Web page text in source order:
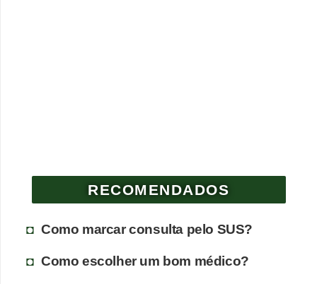
RECOMENDADOS
Como marcar consulta pelo SUS?
Como escolher um bom médico?